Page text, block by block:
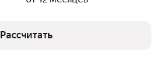
Рассчитать